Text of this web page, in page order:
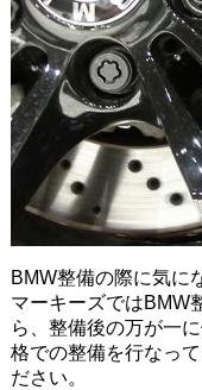
BMW整備の際に気に
マーキーズではBMW
ら、整備後の万が一
格での整備を行なっ
ださい。